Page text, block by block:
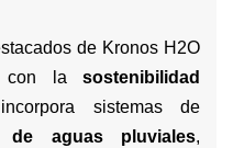
de Kronos H2O
con la sostenibilidad
sistemas de
de aguas pluviales,